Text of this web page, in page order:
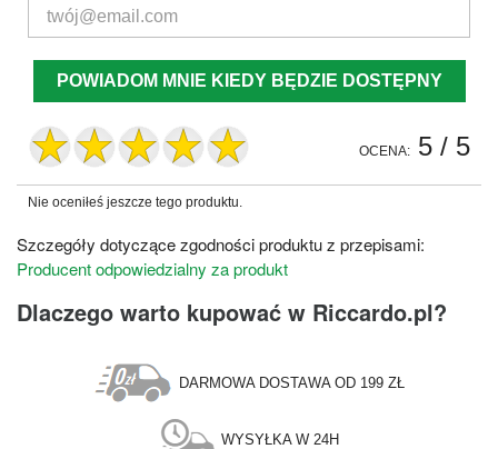
POWIADOM MNIE KIEDY BĘDZIE DOSTĘPNY
OCENA: 5 / 5
Nie oceniłeś jeszcze tego produktu.
Szczegóły dotyczące zgodności produktu z przepisami:
Producent odpowiedzialny za produkt
Dlaczego warto kupować w Riccardo.pl?
DARMOWA DOSTAWA OD 199 ZŁ
WYSYŁKA W 24H